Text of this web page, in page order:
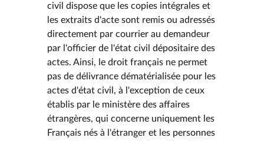
civil dispose que les copies intégrales et
les extraits d'acte sont remis ou adressés
directement par courrier au demandeur
par l'officier de l'état civil dépositaire des
actes. Ainsi, le droit français ne permet
pas de délivrance dématérialisée pour les
actes d'état civil, à l'exception de ceux
établis par le ministère des affaires
étrangères, qui concerne uniquement les
Français nés à l'étranger et les personnes